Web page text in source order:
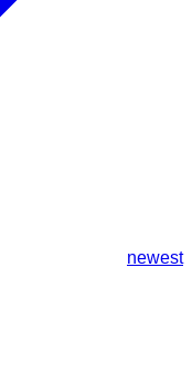
newest